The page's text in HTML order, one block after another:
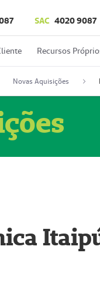
SAC 4020 9087
Recursos
Novas Aquisições